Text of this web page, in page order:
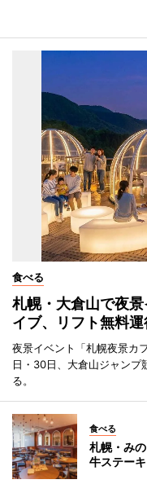
食べる
札幌・大倉山で夜
イブ、リフト無料運
夜景イベント「札幌夜景
日・30日、大倉山ジャンプ
る。
食べる
札幌・み
牛ステー